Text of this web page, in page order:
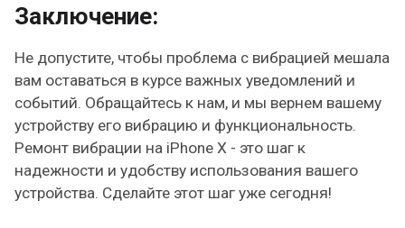
Заключение:
Не допустите, чтобы проблема с вибрацией мешала
вам оставаться в курсе важных уведомлений и
событий. Обращайтесь к нам, и мы вернем вашему
устройству его вибрацию и функциональность.
Ремонт вибрации на iPhone X - это шаг к
надежности и удобству использования вашего
устройства. Сделайте этот шаг уже сегодня!